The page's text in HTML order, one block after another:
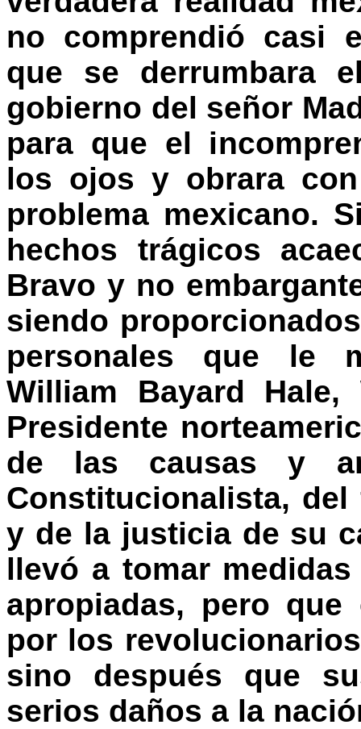
no comprendió casi
que se derrumbara
gobierno del señor
para que el
los ojos y obrara
problema mexicano.
hechos trágicos
Bravo y no
siendo
personales que le
William Bayard
Presidente
de las causas y
Constitucionalista,
y de la justicia de su
llevó a tomar
apropiadas, pero
por los
sino después que
serios daños a la